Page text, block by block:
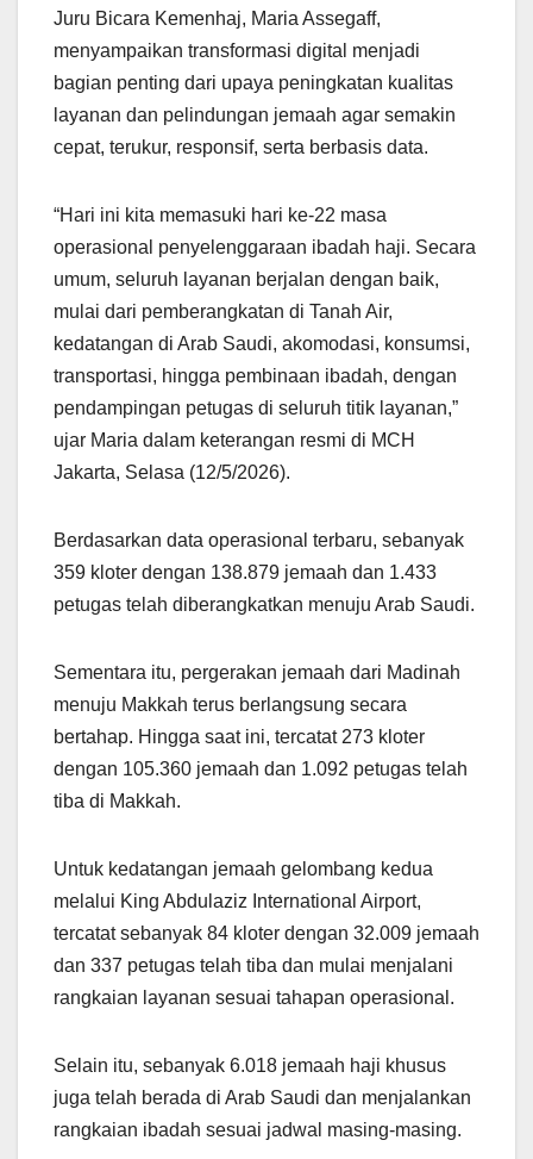
Juru Bicara Kemenhaj, Maria Assegaff,
menyampaikan transformasi digital menjadi
bagian penting dari upaya peningkatan kualitas
layanan dan pelindungan jemaah agar semakin
cepat, terukur, responsif, serta berbasis data.
“Hari ini kita memasuki hari ke-22 masa
operasional penyelenggaraan ibadah haji. Secara
umum, seluruh layanan berjalan dengan baik,
mulai dari pemberangkatan di Tanah Air,
kedatangan di Arab Saudi, akomodasi, konsumsi,
transportasi, hingga pembinaan ibadah, dengan
pendampingan petugas di seluruh titik layanan,”
ujar Maria dalam keterangan resmi di MCH
Jakarta, Selasa (12/5/2026).
Berdasarkan data operasional terbaru, sebanyak
359 kloter dengan 138.879 jemaah dan 1.433
petugas telah diberangkatkan menuju Arab Saudi.
Sementara itu, pergerakan jemaah dari Madinah
menuju Makkah terus berlangsung secara
bertahap. Hingga saat ini, tercatat 273 kloter
dengan 105.360 jemaah dan 1.092 petugas telah
tiba di Makkah.
Untuk kedatangan jemaah gelombang kedua
melalui King Abdulaziz International Airport,
tercatat sebanyak 84 kloter dengan 32.009 jemaah
dan 337 petugas telah tiba dan mulai menjalani
rangkaian layanan sesuai tahapan operasional.
Selain itu, sebanyak 6.018 jemaah haji khusus
juga telah berada di Arab Saudi dan menjalankan
rangkaian ibadah sesuai jadwal masing-masing.